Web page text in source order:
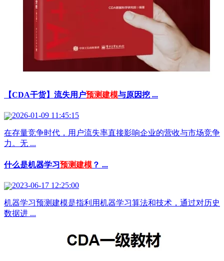
【CDA干货】流失用户预测建模与原因挖 ...
2026-01-09 11:45:15
在存量竞争时代，用户流失率直接影响企业的营收与市场竞争
力。无 ...
什么是机器学习预测建模 ？ ...
2023-06-17 12:25:00
机器学习预测建模是指利用机器学习算法和技术，通过对历史
数据进 ...